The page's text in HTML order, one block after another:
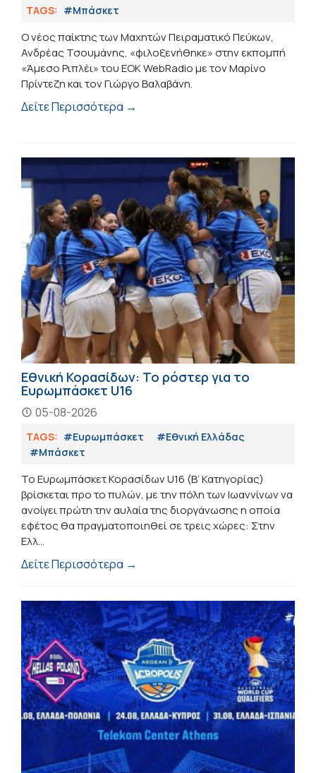
TAGS: #Μπάσκετ
Ο νέος παίκτης των Μαχητών Πειραματικό Πεύκων,
Ανδρέας Τσουμάνης, «φιλοξενήθηκε» στην εκπομπή
«Άμεσο Ριπλέι» του ΕΟΚ WebRadio με τον Μαρίνο
Πρίντεζη και τον Γιώργο Βαλαβάνη.
Δείτε Περισσότερα →
Εθνική Κορασίδων: Το ρόστερ για το
Ευρωμπάσκετ U16
05-08-2026
TAGS: #Ευρωμπάσκετ
#Εθνική Ελλάδας
#Μπάσκετ
Το Ευρωμπάσκετ Κορασίδων U16 (B’ Κατηγορίας)
βρίσκεται προ το πυλών, με την πόλη των Ιωαννίνων να
ανοίγει πρώτη την αυλαία της διοργάνωσης η οποία
εφέτος θα πραγματοποιηθεί σε τρεις χώρες: Στην
Ελλ...
Δείτε Περισσότερα →